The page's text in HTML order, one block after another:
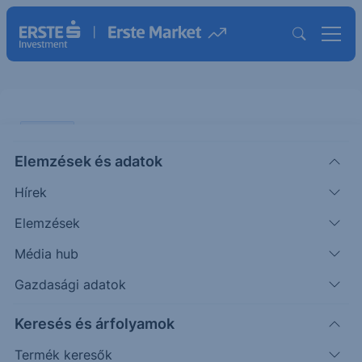
Elemzések és adatok
Hírek
Elemzések
Média hub
Gazdasági adatok
Keresés és árfolyamok
Termék keresők
mozdultak. Mik lehetnek az okok?
A műtrágyagyártó cégek remek egy hónapon
vannak túl. A Mosaic (MOS US), a CF Industries